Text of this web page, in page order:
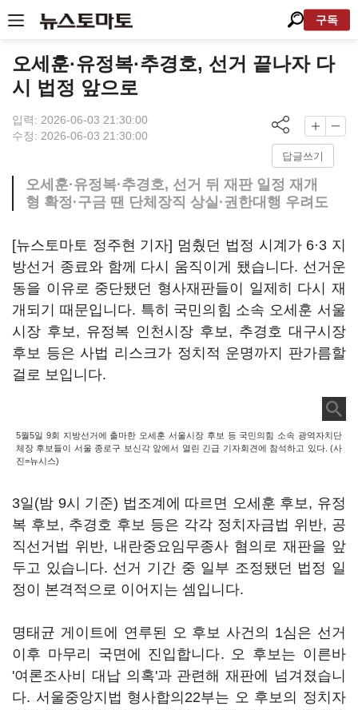
구독
오세훈·유정복·추경호, 선거 끝나자 다
시 법정 앞으로
입력: 2026-06-03 21:30:00
수정: 2026-06-03 21:30:00
답글쓰기
오세훈·유정복·추경호, 선거 뒤 재판 일정 재개
형 확정·구금 땐 단체장직 상실·권한대행 우려도
[뉴스토마토 정주현 기자] 멈췄던 법정 시계가 6·3 지
방선거 종료와 함께 다시 움직이게 됐습니다. 선거운
동을 이유로 중단됐던 형사재판들이 일제히 다시 재
개되기 때문입니다. 특히 국민의힘 소속 오세훈 서울
시장 후보, 유정복 인천시장 후보, 추경호 대구시장
후보 등은 사법 리스크가 정치적 운명까지 판가름할
걸로 보입니다.
5월5일 9회 지방선거에 출마한 오세훈 서울시장 후보 등 국민의힘 소속 광역자치단
체장 후보들이 서울 종로구 보신각 앞에서 열린 긴급 기자회견에 참석하고 있다. (사
진=뉴시스)
3일(밤 9시 기준) 법조계에 따르면 오세훈 후보, 유정
복 후보, 추경호 후보 등은 각각 정치자금법 위반, 공
직선거법 위반, 내란중요임무종사 혐의로 재판을 앞
두고 있습니다. 선거 기간 중 일부 조정됐던 법정 일
정이 본격적으로 이어지는 셈입니다.
명태균 게이트에 연루된 오 후보 사건의 1심은 선거
이후 마무리 국면에 진입합니다. 오 후보는 이른바
'여론조사비 대납 의혹'과 관련해 재판에 넘겨졌습니
다. 서울중앙지법 형사합의22부는 오 후보의 정치자